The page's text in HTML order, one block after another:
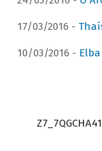
17/03/2016 -
10/03/2016 -